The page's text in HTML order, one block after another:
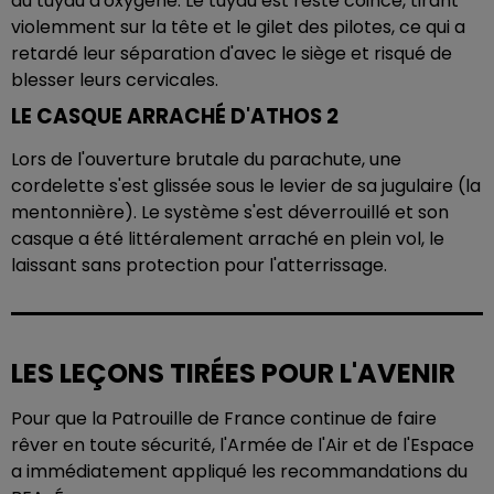
violemment sur la tête et le gilet des pilotes, ce qui a
retardé leur séparation d'avec le siège et risqué de
blesser leurs cervicales.
LE CASQUE ARRACHÉ D'ATHOS 2
Lors de l'ouverture brutale du parachute, une
cordelette s'est glissée sous le levier de sa jugulaire (la
mentonnière). Le système s'est déverrouillé et son
casque a été littéralement arraché en plein vol, le
laissant sans protection pour l'atterrissage.
LES LEÇONS TIRÉES POUR L'AVENIR
Pour que la Patrouille de France continue de faire
rêver en toute sécurité, l'Armée de l'Air et de l'Espace
a immédiatement appliqué les recommandations du